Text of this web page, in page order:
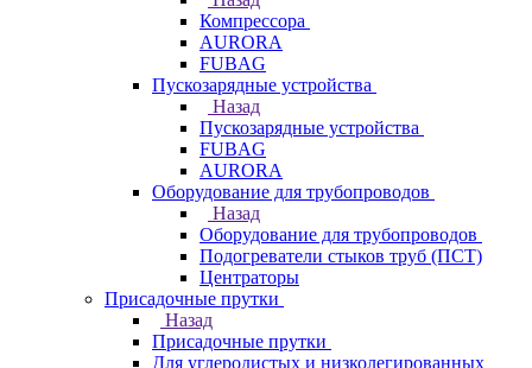
Компрессора
AURORA
FUBAG
Пускозарядные устройства
Назад
Пускозарядные устройства
FUBAG
AURORA
Оборудование для трубопроводов
Назад
Оборудование для трубопроводов
Подогреватели стыков труб (ПСТ)
Центраторы
Присадочные прутки
Назад
Присадочные прутки
Для углеродистых и низколегированных